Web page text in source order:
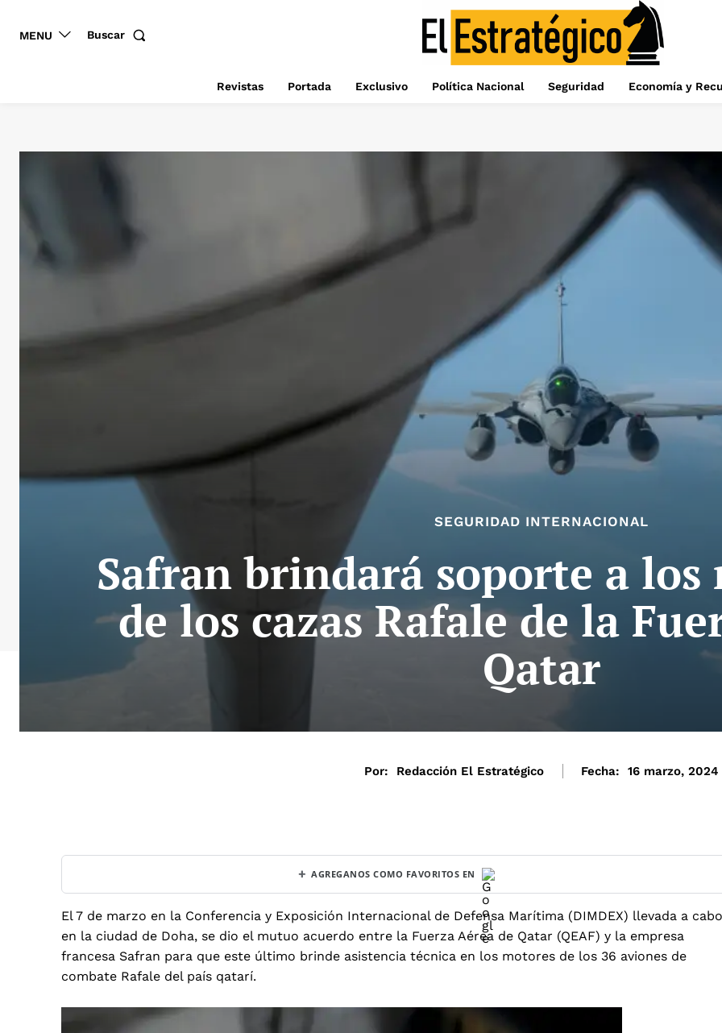
MENU Buscar
Revistas Portada Exclusivo Política Nacional Seguridad Economía y
SEGURIDAD INTERNACIONAL
Safran brindará soporte a los
de los cazas Rafale de la
Qatar
Por: Redacción El Estratégico Fecha: 16 marzo, 2024
+ AGREGANOS COMO FAVORITOS EN
El 7 de marzo en la Conferencia y Exposición Internacional de Defensa Marítima (DIMDEX) llevada a cabo
en la ciudad de Doha, se dio el mutuo acuerdo entre la Fuerza Aérea de Qatar (QEAF) y la empresa
francesa Safran para que este último brinde asistencia técnica en los motores de los 36 aviones de
combate Rafale del país qatarí.